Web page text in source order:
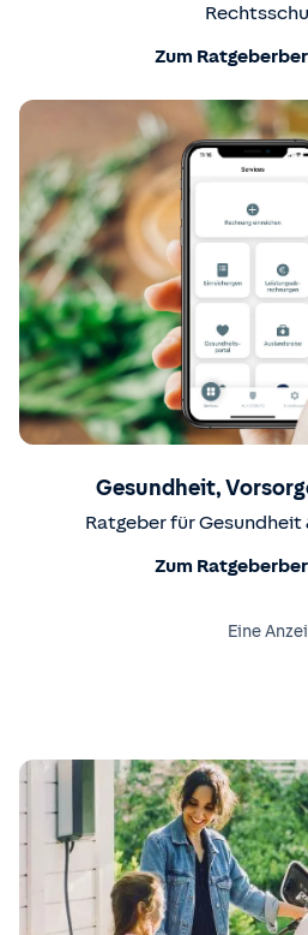
Zum
Gesundheit,
Ratgeber für
Zum
Eine